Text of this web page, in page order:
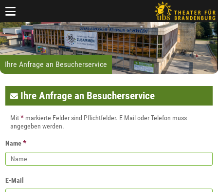
Ihre Anfrage an Besucherservice
Ihre Anfrage an Besucherservice
Mit* markierte Felder sind Pflichtfelder. E-Mail oder Telefon muss
angegeben werden.
Name*
E-Mail